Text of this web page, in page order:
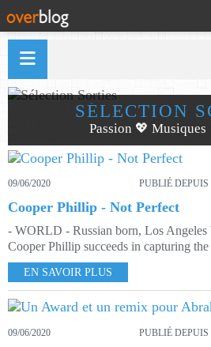
SÉLECTION
Passion 💖
09/06/2020 PUBLIÉ
Cooper Phillip - Not Perfect
- WORLD - Russian born, Los Angeles
Cooper Phillip succeeds in capturing
EN SAVOIR PLUS
09/06/2020 PUBLIÉ